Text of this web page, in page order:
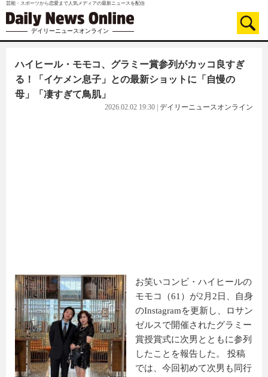
芸能・スポーツから恋愛まで人気メディアの最新ニュースを配信
デイリーニュースオンライン
ハイヒール・モモコ、グラミー賞参列がカッコ良すぎ
る！「イケメン息子」との最新ショットに「自慢の
母」「凄すぎて鳥肌」
2026.02.02 19:30 デイリーニュースオンライン
お笑いコンビ・ハイヒールの
モモコ（61）が2月2日、自身
のInstagramを更新し、ロサン
ゼルスで開催されたグラミー
賞授賞式に次男とともに参列
したことを報告した。 投稿
では、今回初めて次男も同行